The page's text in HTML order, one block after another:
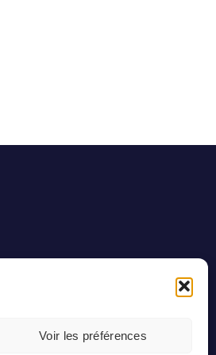
Voir les préférences